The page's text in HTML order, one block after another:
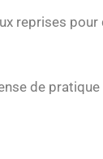
reprises
de